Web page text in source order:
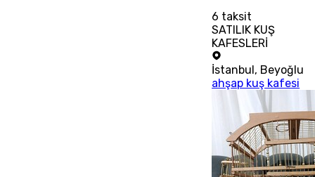
6 taksit
SATILIK KUŞ
KAFESLERİ
İstanbul , Beyoğlu
ahşap kuş kafesi